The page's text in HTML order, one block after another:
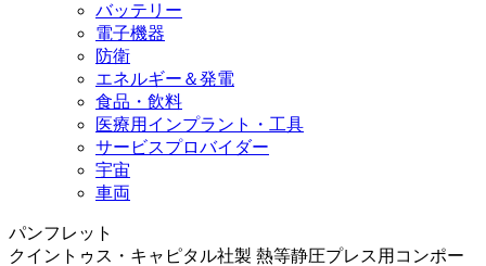
バッテリー
電子機器
防衛
エネルギー＆発電
食品・飲料
医療用インプラント・工具
サービスプロバイダー
宇宙
車両
パンフレット
クイントゥス・キャピタル社製 熱等静圧プレス用コンポー